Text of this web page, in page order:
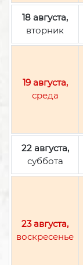
18 августа,
вторник
19 августа,
среда
22 августа,
суббота
23 августа,
воскресенье